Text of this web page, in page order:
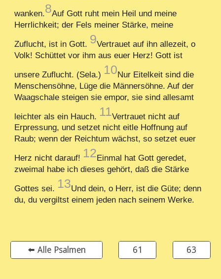
wanken.8Auf Gott ruht mein Heil und meine
Herrlichkeit; der Fels meiner Stärke, meine
Zuflucht, ist in Gott. 9Vertrauet auf ihn allezeit, o
Volk! Schüttet vor ihm aus euer Herz! Gott ist
unsere Zuflucht. (Sela.) 10Nur Eitelkeit sind die
Menschensöhne, Lüge die Männersöhne. Auf der
Waagschale steigen sie empor, sie sind allesamt
leichter als ein Hauch. 11Vertrauet nicht auf
Erpressung, und setzet nicht eitle Hoffnung auf
Raub; wenn der Reichtum wächst, so setzet euer
Herz nicht darauf! 12Einmal hat Gott geredet,
zweimal habe ich dieses gehört, daß die Stärke
Gottes sei. 13Und dein, o Herr, ist die Güte; denn
du, du vergiltst einem jeden nach seinem Werke.
⬅️ Alle Psalmen 61 63